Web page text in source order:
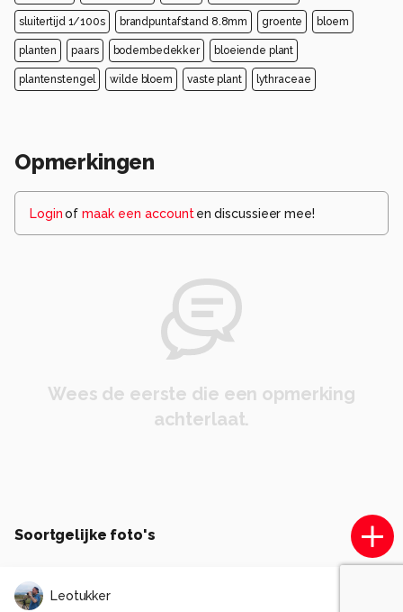
sluitertijd 1/100s brandpuntafstand 8.8mm groente bloem
planten paars bodembedekker bloeiende plant
plantenstengel wilde bloem vaste plant lythraceae
Opmerkingen
Loginof maak een account en discussieer mee!
Wees de eerste die een opmerking
achterlaat.
Soortgelijke foto's
Leotukker